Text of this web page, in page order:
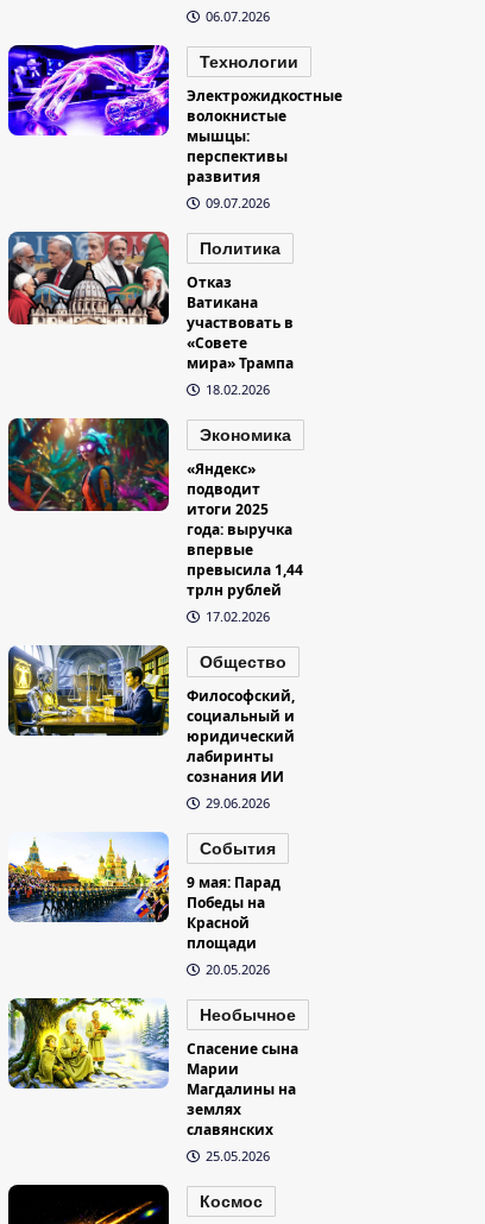
06.07.2026
Технологии
Электрожидкостные
волокнистые
мышцы:
перспективы
развития
09.07.2026
Политика
Отказ
Ватикана
участвовать в
«Совете
мира» Трампа
18.02.2026
Экономика
«Яндекс»
подводит
итоги 2025
года: выручка
впервые
превысила 1,44
трлн рублей
17.02.2026
Общество
Философский,
социальный и
юридический
лабиринты
сознания ИИ
29.06.2026
События
9 мая: Парад
Победы на
Красной
площади
20.05.2026
Необычное
Спасение сына
Марии
Магдалины на
землях
славянских
25.05.2026
Космос